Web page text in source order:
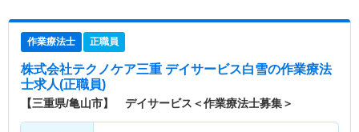
作業療法士 正職員
株式会社テクノケア三重 デイサービス白雪の作業療法
士求人(正職員)
【三重県/亀山市】 デイサービス＜作業療法士募集＞